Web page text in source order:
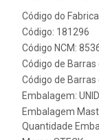
Código do
Código: 181296
Código NCM:
Código de
Código de
Embalagem:
Embalagem
Quantidade